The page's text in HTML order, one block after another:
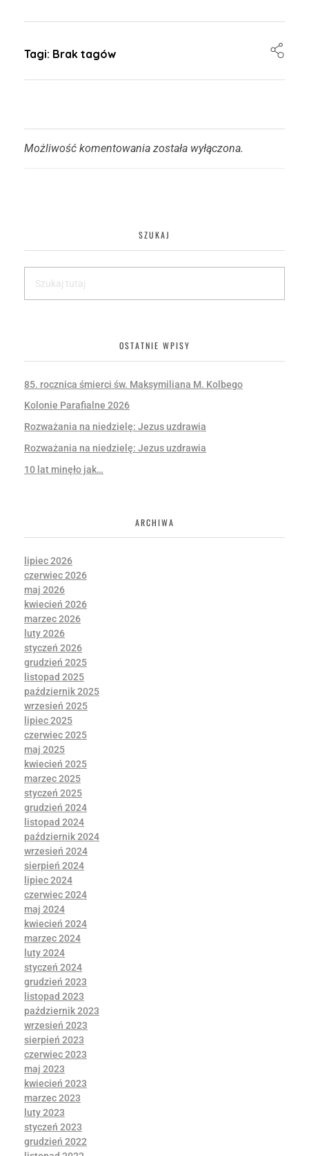
Tagi: Brak tagów
Możliwość komentowania została wyłączona.
SZUKAJ
OSTATNIE WPISY
85. rocznica śmierci św. Maksymiliana M. Kolbego
Kolonie Parafialne 2026
Rozważania na niedzielę: Jezus uzdrawia
Rozważania na niedzielę: Jezus uzdrawia
10 lat minęło jak…
ARCHIWA
lipiec 2026
czerwiec 2026
maj 2026
kwiecień 2026
marzec 2026
luty 2026
styczeń 2026
grudzień 2025
listopad 2025
październik 2025
wrzesień 2025
lipiec 2025
czerwiec 2025
maj 2025
kwiecień 2025
marzec 2025
styczeń 2025
grudzień 2024
listopad 2024
październik 2024
wrzesień 2024
sierpień 2024
lipiec 2024
czerwiec 2024
maj 2024
kwiecień 2024
marzec 2024
luty 2024
styczeń 2024
grudzień 2023
listopad 2023
październik 2023
wrzesień 2023
sierpień 2023
czerwiec 2023
maj 2023
kwiecień 2023
marzec 2023
luty 2023
styczeń 2023
grudzień 2022